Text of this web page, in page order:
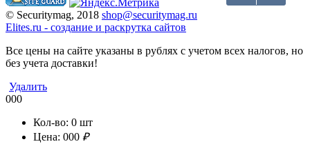
© Securitymag, 2018 shop@securitymag.ru
Elites.ru - cоздание и раскрутка сайтов
Все цены на сайте указаны в рублях с учетом всех налогов, но
без учета доставки!
Удалить
000
Кол-во: 0 шт
Цена: 000 ₽